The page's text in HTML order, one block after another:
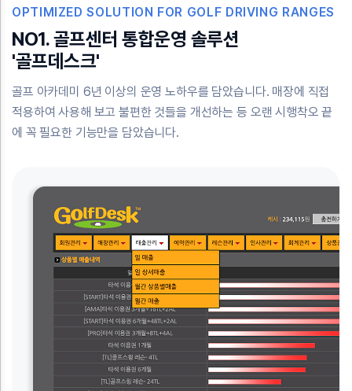
OPTIMIZED SOLUTION FOR GOLF DRIVING RANGES
NO1. 골프센터 통합운영 솔루션
'골프데스크'
골프 아카데미 6년 이상의 운영 노하우를 담았습니다. 매장에 직접
적용하여 사용해 보고 불편한 것들을 개선하는 등 오랜 시행착오 끝
에 꼭 필요한 기능만을 담았습니다.